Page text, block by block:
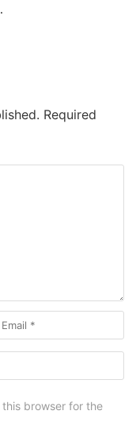
Required
browser for the